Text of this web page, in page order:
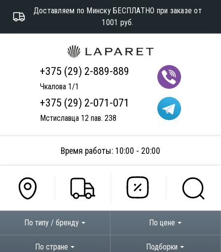
Доставляем по Минску БЕСПЛАТНО при заказе от
1001 руб.
+375 (29) 2-889-889
Чкалова 1/1
+375 (29) 2-071-071
Мстиславца 12 пав. 238
Время работы: 10:00 - 20:00
По типу / бренду По цене
По стране Подборки